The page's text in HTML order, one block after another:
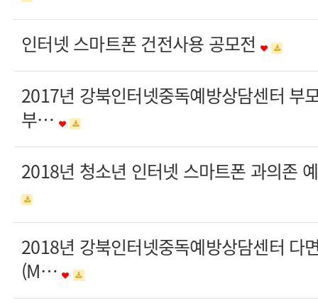
인터넷 스마트폰 건전사용 공모전
2017년 강북인터넷중독예방상담센터 부
부…
2018년 청소년 인터넷 스마트폰 과의존
2018년 강북인터넷중독예방상담센터 다
(M…